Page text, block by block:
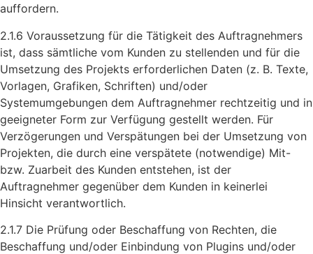
auffordern.
2.1.6 Voraussetzung für die Tätigkeit des Auftragnehmers
ist, dass sämtliche vom Kunden zu stellenden und für die
Umsetzung des Projekts erforderlichen Daten (z. B. Texte,
Vorlagen, Grafiken, Schriften) und/oder
Systemumgebungen dem Auftragnehmer rechtzeitig und in
geeigneter Form zur Verfügung gestellt werden. Für
Verzögerungen und Verspätungen bei der Umsetzung von
Projekten, die durch eine verspätete (notwendige) Mit-
bzw. Zuarbeit des Kunden entstehen, ist der
Auftragnehmer gegenüber dem Kunden in keinerlei
Hinsicht verantwortlich.
2.1.7 Die Prüfung oder Beschaffung von Rechten, die
Beschaffung und/oder Einbindung von Plugins und/oder